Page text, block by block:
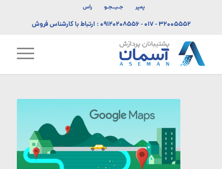
پمپر جـیــجـو راس
۳۲۰۰۵۵۵۲ - ۰۱۷ -۰۹۱۲۰۲۰۸۵۵۶: ارتباط با کارشناس فروش